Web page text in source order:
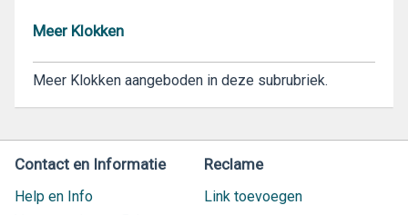
Meer Klokken
Meer Klokken aangeboden in deze subrubriek.
Contact en Informatie
Help en Info
Reclame
Link toevoegen